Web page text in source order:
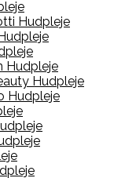
Hudpleje
Hudpleje
Hudpleje
Hudpleje